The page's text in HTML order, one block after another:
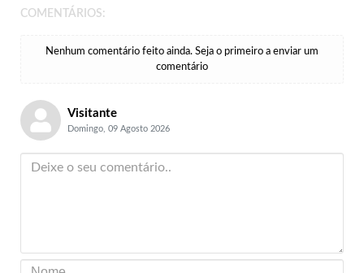
COMENTÁRIOS:
Nenhum comentário feito ainda. Seja o primeiro a enviar um
comentário
Visitante
Domingo, 09 Agosto 2026